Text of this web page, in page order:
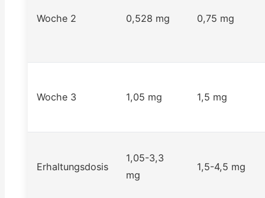
Woche 2 0,528 mg 0,75 mg
Woche 3 1,05 mg 1,5 mg
Erhaltungsdosis
1,05-3,3
mg
1,5-4,5 mg